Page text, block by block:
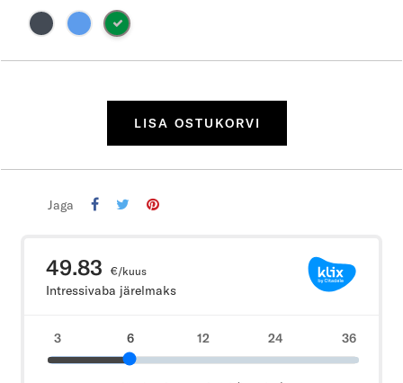
LISA OSTUKORVI
Jaga